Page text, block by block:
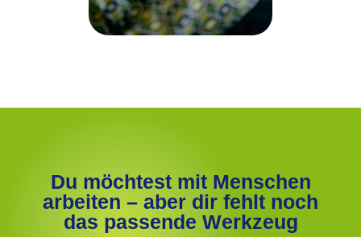
Du möchtest mit Menschen
arbeiten – aber dir fehlt noch
das passende Werkzeug